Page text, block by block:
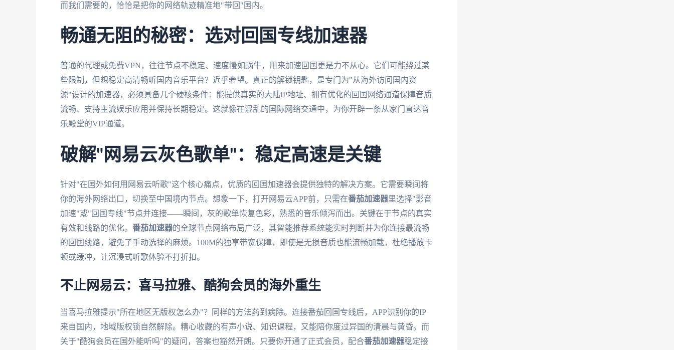
而我们需要的，恰恰是把你的网络轨迹精准地"带回"国内。
畅通无阻的秘密：选对回国专线加速器
普通的代理或免费VPN，往往节点不稳定、速度慢如蜗牛，用来加速回国更是力不从心。它们可能绕过某
些限制，但想稳定高清畅听国内音乐平台？近乎奢望。真正的解锁钥匙，是专门为"从海外访问国内资
源"设计的加速器，必须具备几个硬核条件：能提供真实的大陆IP地址、拥有优化的回国网络通道保障音质
流畅、支持主流娱乐应用并保持长期稳定。这就像在混乱的国际网络交通中，为你开辟一条从家门直达音
乐殿堂的VIP通道。
破解"网易云灰色歌单"：稳定高速是关键
针对"在国外如何用网易云听歌"这个核心痛点，优质的回国加速器会提供独特的解决方案。它需要瞬间将
你的海外网络出口，切换至中国境内节点。想象一下，打开网易云APP前，只需在番茄加速器里选择"影音
加速"或"回国专线"节点并连接——瞬间，灰的歌单恢复色彩，熟悉的音乐倾泻而出。关键在于节点的真实
有效和线路的优化。 番茄加速器的全球节点网络布局广泛，其智能推荐系统能实时判断并为你连接最流畅
的回国线路，避免了手动选择的麻烦。100M的独享带宽保障，即使是无损音质也能流畅加载，杜绝播放卡
顿或缓冲，让沉浸式听歌体验不打折扣。
不止网易云：喜马拉雅、酷狗会员的海外重生
当喜马拉雅提示"所在地区无版权怎么办"？同样的方法药到病除。连接番茄回国专线后，APP识别你的IP
来自国内，地域版权锁自然解除。精心收藏的有声小说、知识课程，又能陪你度过异国的清晨与黄昏。而
关于"酷狗会员在国外能听吗"的疑问，答案也豁然开朗。只要你开通了正式会员，配合番茄加速器稳定接